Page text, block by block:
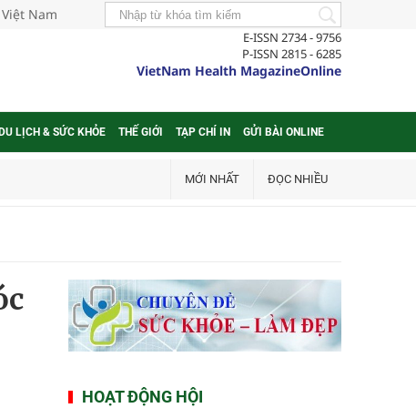
Nam
E-ISSN 2734 - 9756
P-ISSN 2815 - 6285
VietNam Health MagazineOnline
DU LỊCH & SỨC KHỎE THẾ GIỚI TẠP CHÍ IN GỬI BÀI ONLINE
MỚI NHẤT ĐỌC NHIỀU
HOẠT ĐỘNG HỘI